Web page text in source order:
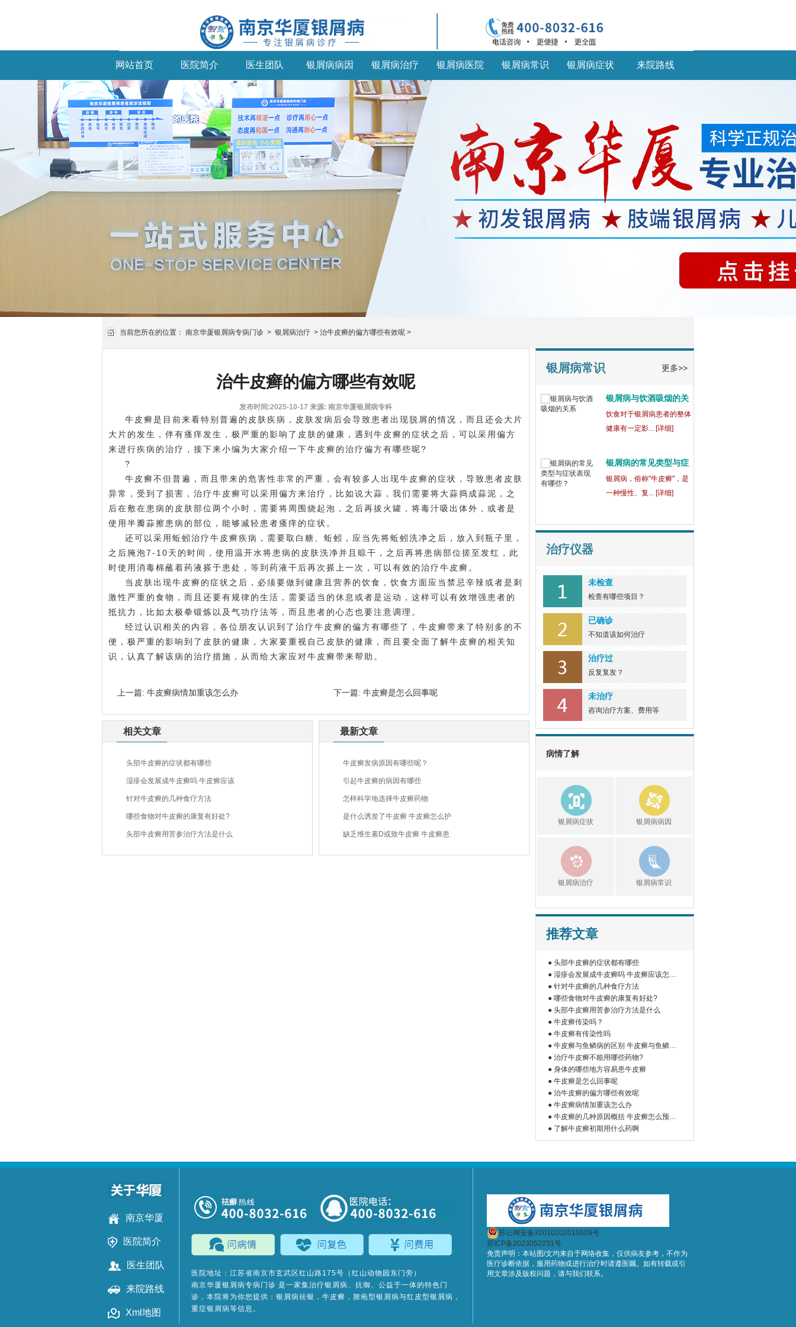
网站首页 医院简介 医生团队 银屑病病因 银屑病治疗 银屑病医院 银屑病常识 银屑病症状 来院路线
当前您所在的位置： 南京华厦银屑病专病门诊 > 银屑病治疗 > 治牛皮癣的偏方哪些有效呢 >
治牛皮癣的偏方哪些有效呢
发布时间:2025-10-17 来源: 南京华厦银屑病专科
牛皮癣是目前来看特别普遍的皮肤疾病，皮肤发病后会导致患者出现脱屑的情况，而且还会大片
大片的发生，伴有瘙痒发生，极严重的影响了皮肤的健康，遇到牛皮癣的症状之后，可以采用偏方
来进行疾病的治疗，接下来小编为大家介绍一下牛皮癣的治疗偏方有哪些呢?
?
牛皮癣不但普遍，而且带来的危害性非常的严重，会有较多人出现牛皮癣的症状，导致患者皮肤
异常，受到了损害，治疗牛皮癣可以采用偏方来治疗，比如说大蒜，我们需要将大蒜捣成蒜泥，之
后在敷在患病的皮肤部位两个小时，需要将周围烧起泡，之后再拔火罐，将毒汁吸出体外，或者是
使用半瓣蒜擦患病的部位，能够减轻患者瘙痒的症状。
还可以采用蚯蚓治疗牛皮癣疾病，需要取白糖、蚯蚓，应当先将蚯蚓洗净之后，放入到瓶子里，
之后腌泡7-10天的时间，使用温开水将患病的皮肤洗净并且晾干，之后再将患病部位搓至发红，此
时使用消毒棉蘸着药液搽于患处，等到药液干后再次搽上一次，可以有效的治疗牛皮癣。
当皮肤出现牛皮癣的症状之后，必须要做到健康且营养的饮食，饮食方面应当禁忌辛辣或者是刺
激性严重的食物，而且还要有规律的生活，需要适当的休息或者是运动，这样可以有效增强患者的
抵抗力，比如太极拳锻炼以及气功疗法等，而且患者的心态也要注意调理。
经过认识相关的内容，各位朋友认识到了治疗牛皮癣的偏方有哪些了，牛皮癣带来了特别多的不
便，极严重的影响到了皮肤的健康，大家要重视自己皮肤的健康，而且要全面了解牛皮癣的相关知
识，认真了解该病的治疗措施，从而给大家应对牛皮癣带来帮助。
上一篇: 牛皮癣病情加重该怎么办 下一篇: 牛皮癣是怎么回事呢
相关文章
头部牛皮癣的症状都有哪些
湿疹会发展成牛皮癣吗 牛皮癣应该
针对牛皮癣的几种食疗方法
哪些食物对牛皮癣的康复有好处?
头部牛皮癣用苦参治疗方法是什么
最新文章
牛皮癣发病原因有哪些呢？
引起牛皮癣的病因有哪些
怎样科学地选择牛皮癣药物
是什么诱发了牛皮癣 牛皮癣怎么护
缺乏维生素D或致牛皮癣 牛皮癣患
银屑病常识 更多>>
【测试】银屑病日常护
银屑病患者日常皮肤护
理
银屑病与饮酒吸烟的关
一种慢性、复... [详细]
治疗仪器
未检查
检查有哪些项目？
已确诊
不知道该如何治疗
治疗过
反复复发？
未治疗
咨询治疗方案、费用等
病情了解
银屑病症状 银屑病病因
银屑病治疗 银屑病常识
推荐文章
● 头部牛皮癣的症状都有哪些
● 湿疹会发展成牛皮癣吗 牛皮癣应该怎样
护● 针对牛皮癣的几种食疗方法
● 哪些食物对牛皮癣的康复有好处?
● 头部牛皮癣用苦参治疗方法是什么
● 牛皮癣传染吗？
● 牛皮癣有传染性吗
● 牛皮癣与鱼鳞病的区别 牛皮癣与鱼鳞病
的● 治疗牛皮癣不能用哪些药物?
● 身体的哪些地方容易患牛皮癣
● 牛皮癣是怎么回事呢
● 治牛皮癣的偏方哪些有效呢
● 牛皮癣病情加重该怎么办
● 牛皮癣的几种原因概括 牛皮癣怎么预防
好● 了解牛皮癣初期用什么药啊
南京华厦
医院简介
医生团队
来院路线
Xml地图
医院地址：江苏省南京市玄武区红山路175号（红山动物园东门旁）
南京华厦银屑病专病门诊 是一家集治疗银屑病、抗御、公益于一体的特色门
诊，本院将为你您提供：银屑病祛银，牛皮癣，脓疱型银屑病与红皮型银屑病，
重症银屑病等信息。
苏公网安备32010202010609号
苏ICP备2023052231号
免责声明：本站图/文均来自于网络收集，仅供病友参考，不作为
医疗诊断依据，服用药物或进行治疗时请遵医嘱。如有转载或引
用文章涉及版权问题，请与我们联系。